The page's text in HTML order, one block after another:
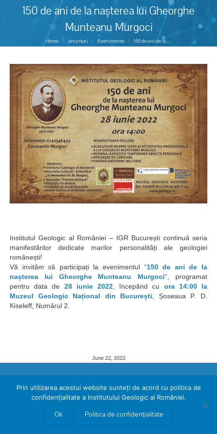
150 de ani de la nașterea lui Gheorghe
Munteanu Murgoci
You are here:
Home anunturi Evenimente 150 de ani de la…
Institutul Geologic al României – IGR București continuă seria
manifestărilor dedicate marilor personalități ale geologiei
românești!
Vă invităm să participați la evenimentul “150 de ani de la
nașterea lui Gheorghe Munteanu Murgoci“, programat
pentru data de 28 iunie 2022, începând cu ora 14:00 la
Muzeul Geologic Național din București, Șoseaua P. D.
Kiseleff, Numărul 2.
June 22, 2022
Prin utilizarea acestui website sunteți de acord cu politica de
confidențialitate a Institutului Geologic al României.
Ok Politica de confidențialitate